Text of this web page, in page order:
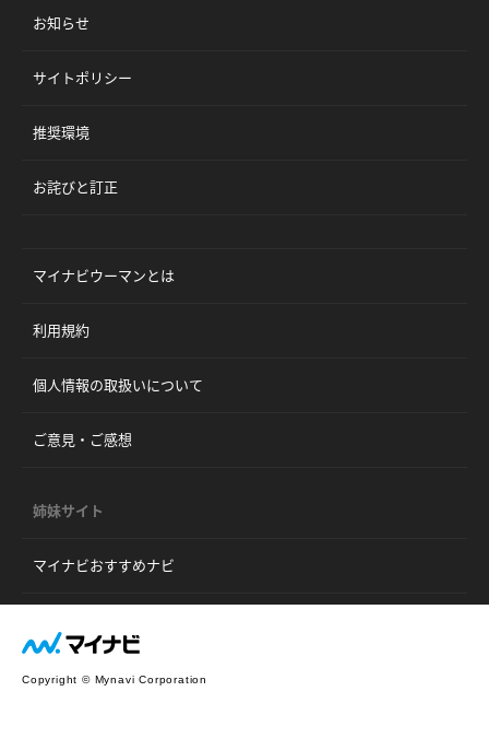
お知らせ
サイトポリシー
推奨環境
お詫びと訂正
マイナビウーマンとは
利用規約
個人情報の取扱いについて
ご意見・ご感想
姉妹サイト
マイナビおすすめナビ
Copyright © Mynavi Corporation